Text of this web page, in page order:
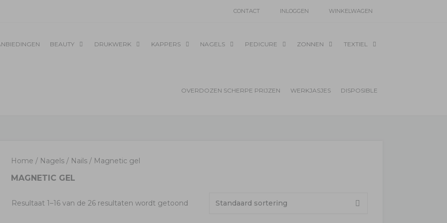
CONTACT INLOGGEN WINKELWAGEN
BEAUTY DRUKWERK KAPPERS NAGELS PEDICURE ZONNEN TEXTIEL
OVERDOZEN SCHERPE PRIJZEN WERKJASJES DISPOSIBLE
Home / Nagels/ Nails/ Magnetic gel
MAGNETIC GEL
Resultaat 1–16 van de 26 resultaten wordt getoond